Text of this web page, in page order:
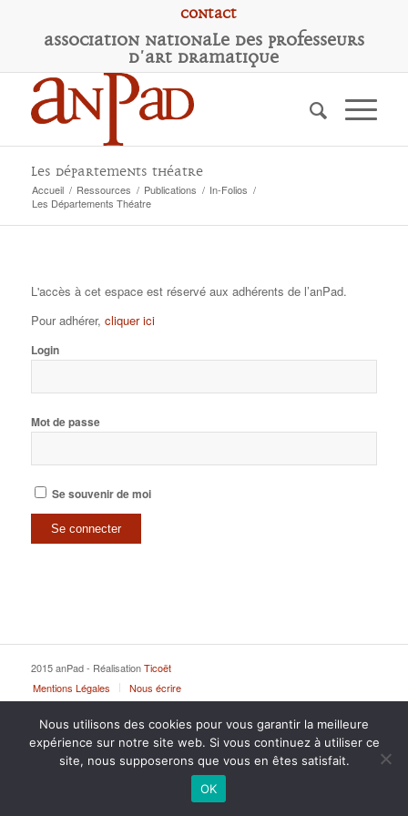
Contact
Association Nationale des Professeurs
d'Art Dramatique
Les Départements Théatre
Accueil / Ressources / Publications / In-Folios /
Les Départements Théatre
L'accès à cet espace est réservé aux adhérents de l’anPad.
Pour adhérer, cliquer ici
Login
Mot de passe
Se souvenir de moi
2015 anPad - RéalisationTicoët
Mentions Légales
Nous écrire
Nous utilisons des cookies pour vous garantir la meilleure
expérience sur notre site web. Si vous continuez à utiliser ce
site, nous supposerons que vous en êtes satisfait.
OK